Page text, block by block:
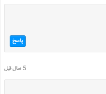
پاسخ
5 سال قبل